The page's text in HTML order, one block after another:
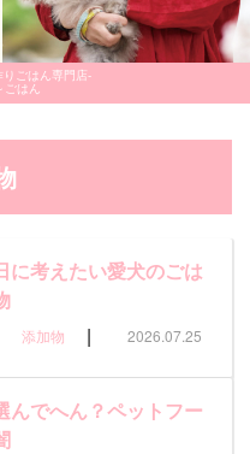
ごはん専門店-
ごはん
に考えたい愛犬のごは
添加物 | 2026.07.25
んでへん？ペットフー